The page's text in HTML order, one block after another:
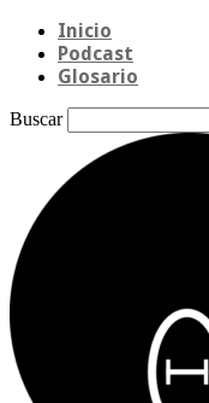
Inicio
Podcast
Glosario
Buscar